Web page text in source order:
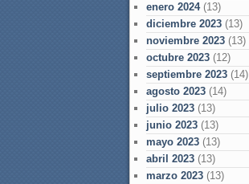
enero 2024(13)
diciembre 2023 (13)
noviembre 2023 (13)
octubre 2023 (12)
septiembre 2023 (14)
agosto 2023 (14)
julio 2023 (13)
junio 2023 (13)
mayo 2023 (13)
abril 2023 (13)
marzo 2023 (13)